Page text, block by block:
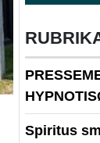
Spiritus